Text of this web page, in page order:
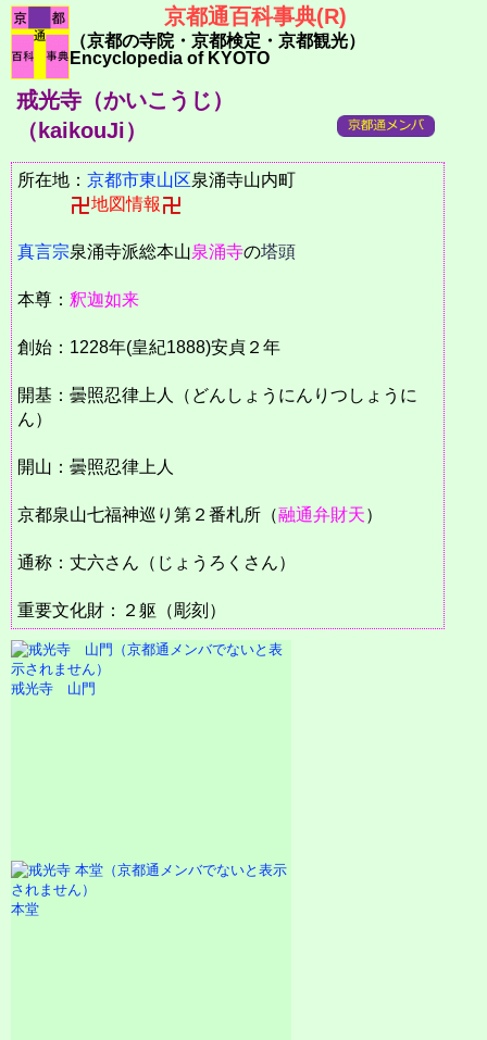
京都通百科事典(R)
（京都の寺院・京都検定・京都観光）
Encyclopedia of KYOTO
戒光寺（かいこうじ）
（kaikouJi）
所在地： 京都市東山区泉涌寺山内町
地図情報
真言宗泉涌寺派総本山泉涌寺の塔頭
本尊： 釈迦如来
創始：1228年(皇紀1888)安貞２年
開基：曇照忍律上人（どんしょうにんりつしょうに
ん）
開山：曇照忍律上人
京都泉山七福神巡り第２番札所（融通弁財天）
通称：丈六さん（じょうろくさん）
重要文化財：２躯（彫刻）
戒光寺 山門
本堂